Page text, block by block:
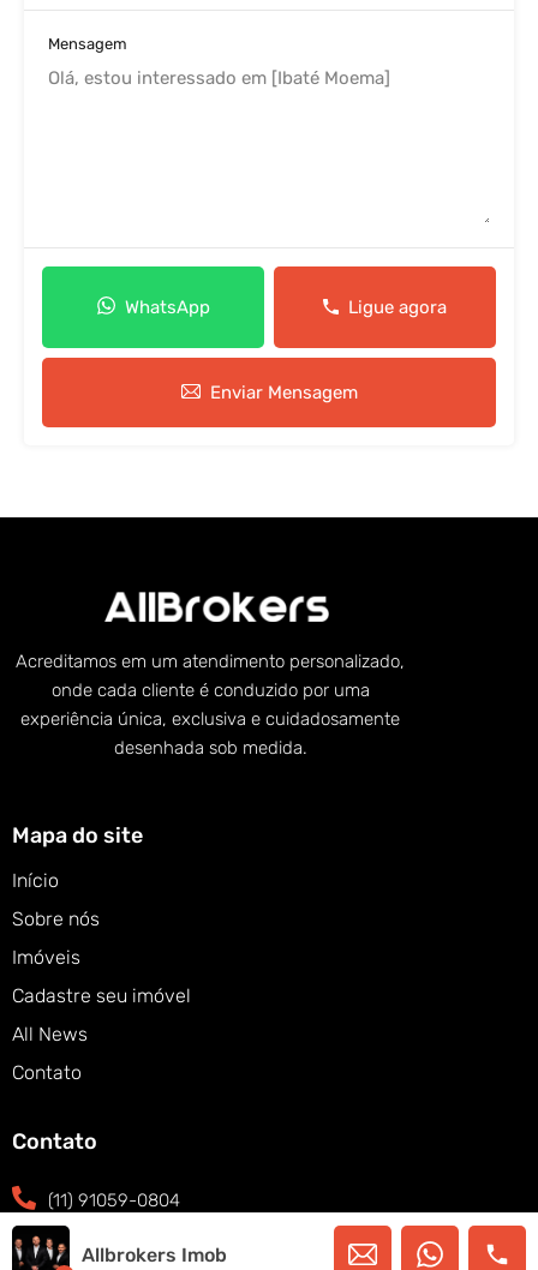
Mensagem
WhatsApp Ligue agora
Enviar Mensagem
Acreditamos em um atendimento personalizado,
onde cada cliente é conduzido por uma
experiência única, exclusiva e cuidadosamente
desenhada sob medida.
Mapa do site
Início
Sobre nós
Imóveis
Cadastre seu imóvel
All News
Contato
Contato
(11) 91059-0804
(11) 91059-0804
Allbrokers Imob